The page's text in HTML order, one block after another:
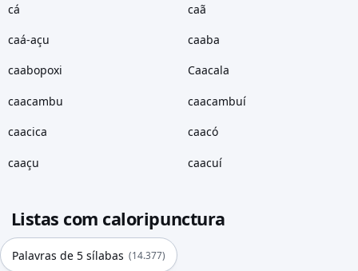
cá caã
caá-açu caaba
caabopoxi Caacala
caacambu caacambuí
caacica caacó
caaçu caacuí
Listas com caloripunctura
Palavras de 5 sílabas (14.377)